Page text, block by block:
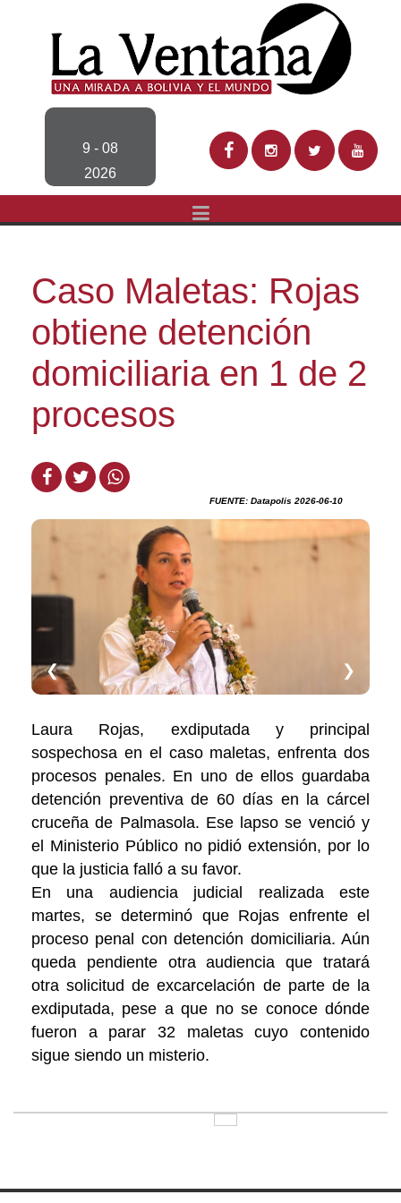
9 - 08
2026
Caso Maletas: Rojas
obtiene detención
domiciliaria en 1 de 2
procesos
FUENTE: Datapolis 2026-06-10
❮ ❯
Laura Rojas, exdiputada y principal
sospechosa en el caso maletas, enfrenta dos
procesos penales. En uno de ellos guardaba
detención preventiva de 60 días en la cárcel
cruceña de Palmasola. Ese lapso se venció y
el Ministerio Público no pidió extensión, por lo
que la justicia falló a su favor.
En una audiencia judicial realizada este
martes, se determinó que Rojas enfrente el
proceso penal con detención domiciliaria. Aún
queda pendiente otra audiencia que tratará
otra solicitud de excarcelación de parte de la
exdiputada, pese a que no se conoce dónde
fueron a parar 32 maletas cuyo contenido
sigue siendo un misterio.